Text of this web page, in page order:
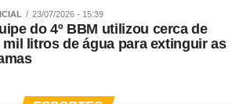
23/07/2026 - 15:39
do 4º BBM utilizou cerca de
mil litros de água para extinguir as